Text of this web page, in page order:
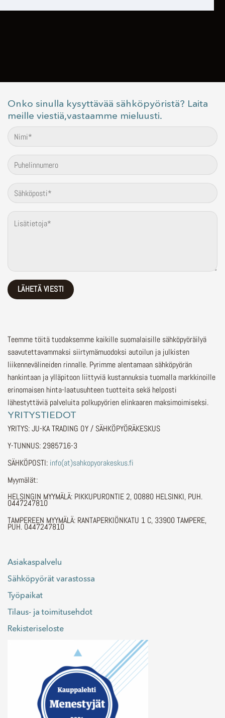
Onko sinulla kysyttävää sähköpyöristä? Laita
meille viestiä,vastaamme mieluusti.
Teemme töitä tuodaksemme kaikille suomalaisille sähköpyöräilyä
saavutettavammaksi siirtymämuodoksi autoilun ja julkisten
liikennevälineiden rinnalle. Pyrimme alentamaan sähköpyörän
hankintaan ja ylläpitoon liittyviä kustannuksia tuomalla markkinoille
erinomaisen hinta-laatusuhteen tuotteita sekä helposti
lähestyttäviä palveluita polkupyörien elinkaaren maksimoimiseksi.
YRITYSTIEDOT
YRITYS: JU-KA TRADING OY / SÄHKÖPYÖRÄKESKUS
Y-TUNNUS: 2985716-3
SÄHKÖPOSTI: info(at)sahkopyorakeskus.fi
Myymälät:
HELSINGIN MYYMÄLÄ: PIKKUPURONTIE 2, 00880 HELSINKI, PUH.
0447247810
TAMPEREEN MYYMÄLÄ: RANTAPERKIÖNKATU 1 C, 33900 TAMPERE,
PUH. 0447247810
Asiakaspalvelu
Sähköpyörät varastossa
Työpaikat
Tilaus- ja toimitusehdot
Rekisteriseloste